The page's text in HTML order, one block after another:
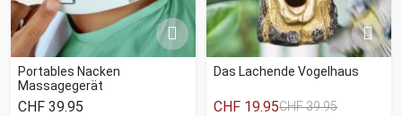
Portables Nacken
Massagegerät
CHF 39.95
Das Lachende Vogelhaus
CHF 19.95CHF 39.95